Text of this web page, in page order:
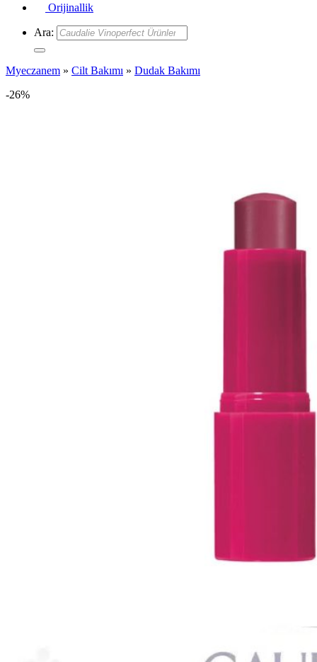
Orijinallik
Ara:
Myeczanem » Cilt Bakımı » Dudak Bakımı
-26%